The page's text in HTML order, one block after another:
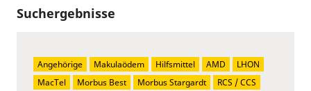
Suchergebnisse
Angehörige Makulaödem Hilfsmittel AMD
LHON
MacTel
Morbus Best Morbus Stargardt
RCS / CCS